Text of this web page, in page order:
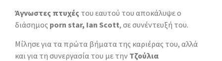
Άγνωστες πτυχές του εαυτού του αποκάλυψε ο
διάσημος porn star, Ian Scott, σε συνέντευξή του.
Μίλησε για τα πρώτα βήματα της καριέρας του, αλλά
και για τη συνεργασία του με την Τζούλια